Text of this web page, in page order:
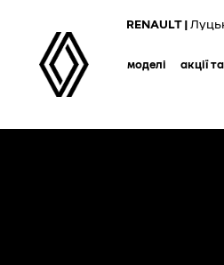
content
RENAULT |
моделі акції